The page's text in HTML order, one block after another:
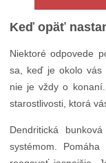
Keď opäť
Niektoré odpovede
sa, keď je okolo vás
nie je vždy o
starostlivosti, ktorá
Dendritická
systémom.